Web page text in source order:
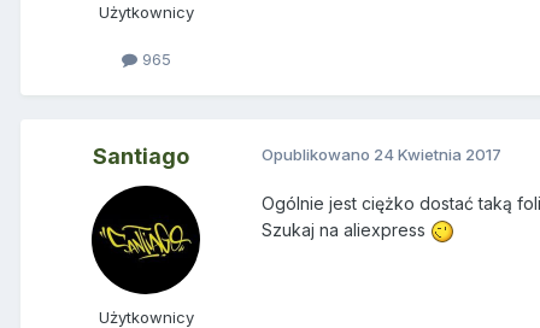
Użytkownicy
965
Santiago
Użytkownicy
Opublikowano 24 Kwietnia 2017
Ogólnie jest ciężko dostać taką
Szukaj na aliexpress